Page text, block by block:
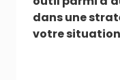
dans une
votre